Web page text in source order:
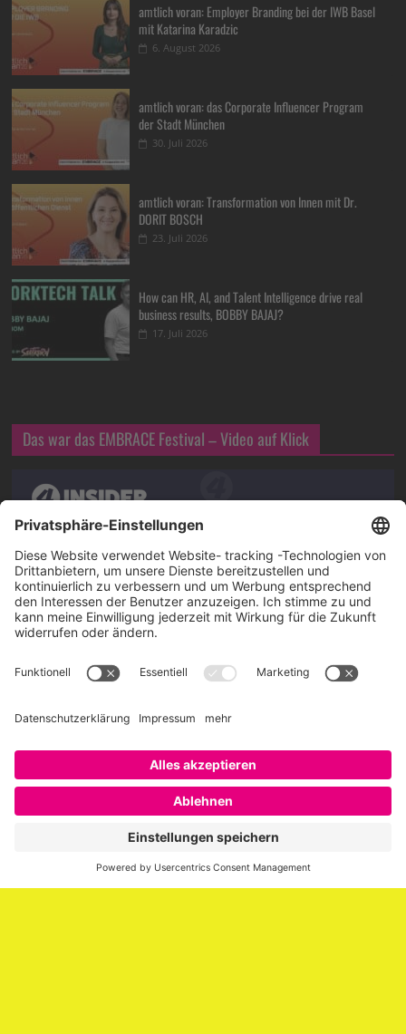
amtlich voran: Employer Branding bei der IWB Basel
mit Katarina Karadzic
6. August 2026
amtlich voran: das Corporate Influencer Program
der Stadt München
30. Juli 2026
amtlich voran: Transformation von Innen mit Dr.
DORIT BOSCH
23. Juli 2026
How can HR, AI, and Talent Intelligence drive real
business results, BOBBY BAJAJ?
17. Juli 2026
Das war das EMBRACE Festival – Video auf Klick
Über SAATKORN
SAATKORN ist der Blog von Gero Hesse. Seit 2009 schreibt
er über die Themen Employer Branding,